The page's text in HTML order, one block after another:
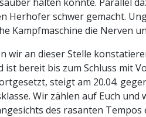
Herhofer schwer gemacht.
Kampfmaschine die Nerven
wir an dieser Stelle
ist bereit bis zum Schluss mit
steigt am 20.04.
Wir zählen auf Euch
des rasanten